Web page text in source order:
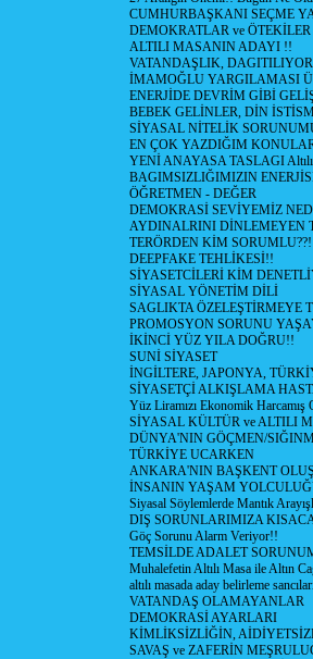
CUMHURBAŞKANI SEÇME
DEMOKRATLAR ve ÖTEKİLER
ALTILI MASANIN ADAYI !!
VATANDAŞLIK,
İMAMOĞLU YARGILAMASI
ENERJİDE DEVRİM GİBİ
BEBEK GELİNLER, DİN
SİYASAL NİTELİK
EN ÇOK YAZDIĞIM
YENİ ANAYASA TASLAGI Altılı
BAGIMSIZLIĞIMIZIN
ÖĞRETMEN - DEĞER
DEMOKRASİ SEVİYEMİZ
AYDINALRINI DİNLEMEYEN
TERÖRDEN KİM
DEEPFAKE TEHLİKESİ!!
SİYASETCİLERİ KİM
SİYASAL YÖNETİM DİLİ
SAGLIKTA ÖZELEŞTİRMEYE
PROMOSYON SORUNU
İKİNCİ YÜZ YILA DOĞRU!!
SUNİ SİYASET
İNGİLTERE, JAPONYA,
SİYASETÇİ ALKIŞLAMA
Yüz Liramızı Ekonomik Harcamış
SİYASAL KÜLTÜR ve ALTILI
DÜNYA'NIN GÖÇMEN/
TÜRKİYE UCARKEN
ANKARA'NIN BAŞKENT
İNSANIN YAŞAM
Siyasal Söylemlerde Mantık
DIŞ SORUNLARIMIZA
Göç Sorunu Alarm Veriyor!!
TEMSİLDE ADALET
Muhalefetin Altılı Masa ile Altın
altılı masada aday belirleme
VATANDAŞ OLAMAYANLAR
DEMOKRASİ AYARLARI
KİMLİKSİZLİĞİN,
SAVAŞ ve ZAFERİN